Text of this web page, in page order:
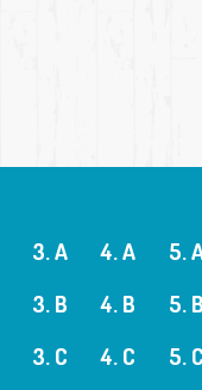
3. A
3. B
3. C
4. A
4. B
4. C
5.
5. B
5. C